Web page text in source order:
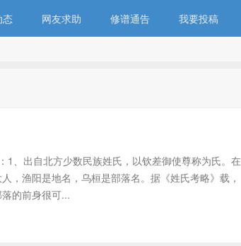
态 网友求助 修谱通告 我要投稿
、出自北方少数民族姓氏，以钦差御使尊称为氏。在
，渔阳是地名，乌桓是部落名。据《姓氏考略》载，
的前身很可...